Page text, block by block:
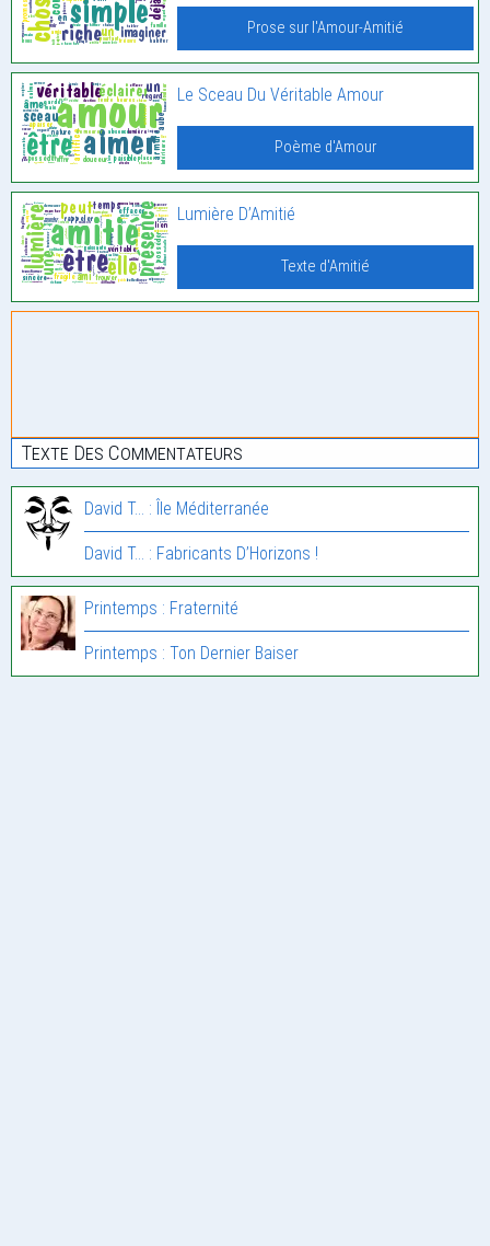
Prose sur l'Amour-Amitié
Le Sceau Du Véritable Amour
Poème d'Amour
Lumière D’Amitié
Texte d'Amitié
Texte Des Commentateurs
David T... : Île Méditerranée
David T... : Fabricants D’Horizons !
Printemps : Fraternité
Printemps : Ton Dernier Baiser